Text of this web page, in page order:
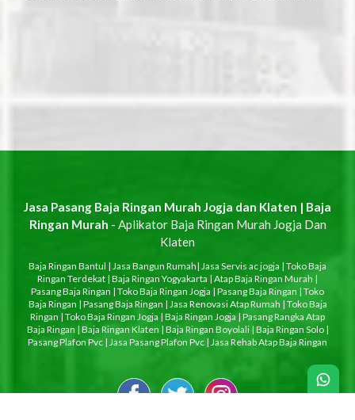
Jasa Pasang Baja Ringan Murah Jogja dan Klaten | Baja
Ringan Murah - Aplikator Baja Ringan Murah Jogja Dan
Klaten
Baja Ringan Bantul | Jasa Bangun Rumah| Jasa Servis ac jogja | Toko Baja
Ringan Terdekat | Baja Ringan Yogyakarta | Atap Baja Ringan Murah |
Pasang Baja Ringan | Toko Baja Ringan Jogja | Pasang Baja Ringan | Toko
Baja Ringan | Pasang Baja Ringan | Jasa Renovasi Atap Rumah | Toko Baja
Ringan | Toko Baja Ringan Jogja | Baja Ringan Jogja | Pasang Rangka Atap
Baja Ringan | Baja Ringan Klaten | Baja Ringan Boyolali| Baja Ringan Solo|
Pasang Plafon Pvc | Jasa Pasang Plafon Pvc | Jasa Rehab Atap Baja Ringan